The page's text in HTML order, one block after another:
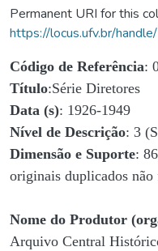
Permanent URI for this
https://locus.ufv.br/
Código de Referência:
Título:Série Diretores
Data (s): 1926-1949
Nível de Descrição: 3
Dimensão e Suporte:
originais duplicados
Nome do Produtor
Arquivo Central